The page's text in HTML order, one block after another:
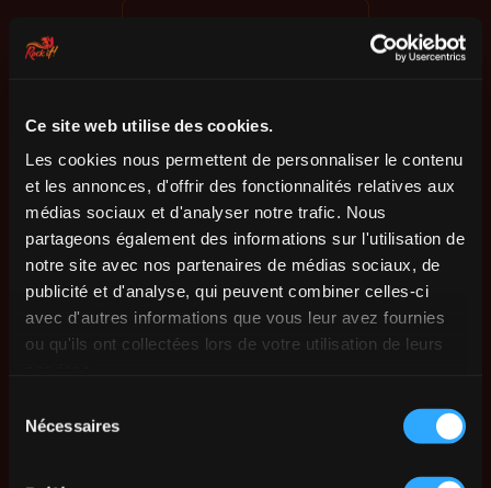
Ce site web utilise des cookies.
Les cookies nous permettent de personnaliser le contenu
et les annonces, d'offrir des fonctionnalités relatives aux
médias sociaux et d'analyser notre trafic. Nous
partageons également des informations sur l'utilisation de
notre site avec nos partenaires de médias sociaux, de
publicité et d'analyse, qui peuvent combiner celles-ci
avec d'autres informations que vous leur avez fournies
ou qu'ils ont collectées lors de votre utilisation de leurs
Nécessaires